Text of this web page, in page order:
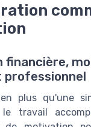
financière,
professionnel
plus qu'une
le travail